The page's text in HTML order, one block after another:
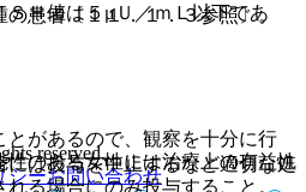
患者〔１１．１．３参照〕。
のある女性には治療上の有益性
る場合にのみ投与すること。
ＳＨ値は５μＵ／ｍＬ以下であ
とがあるので、観察を十分に行
は投与を中止するなど適切な処
reserved.
シーお問い合わせ